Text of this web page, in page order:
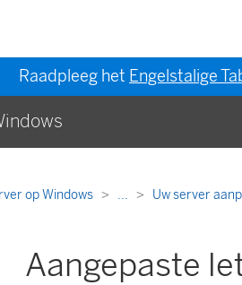
Raadpleeg het Engelstalige
op Windows ... Uw server
Aangepaste